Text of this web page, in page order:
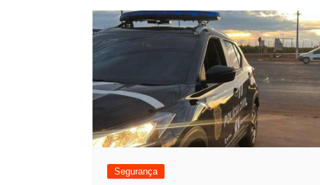
Segurança